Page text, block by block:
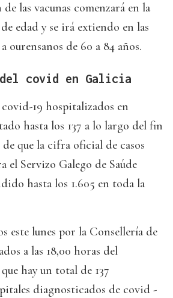
las vacunas comenzará en la
edad y se irá extiendo en las
ourensanos de 60 a 84 años.
covid en Galicia
19 hospitalizados en
hasta los 137 a lo largo del fin
de que la cifra oficial de casos
el Servizo Galego de Saúde
hasta los 1.605 en toda la
este lunes por la Consellería de
a las 18,00 horas del
hay un total de 137
diagnosticados de covid -